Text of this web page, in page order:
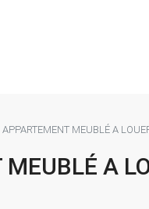
APPARTEMENT MEUBLÉ A
A